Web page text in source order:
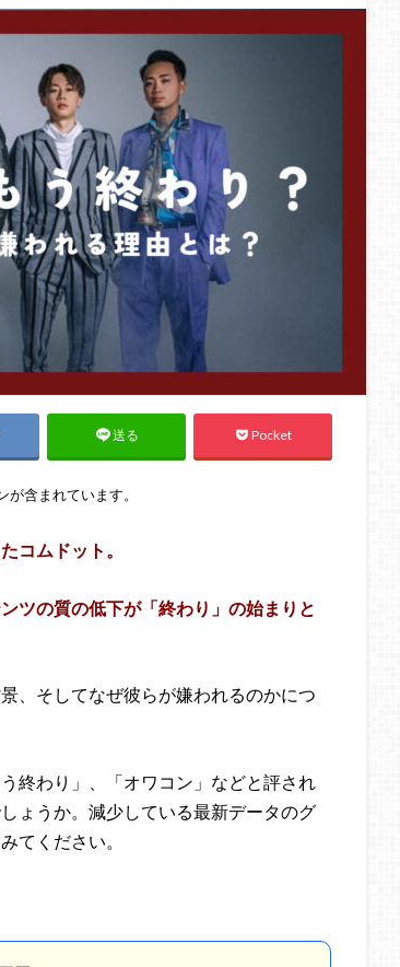
送る Pocket
含まれています。
コムドット。
ツの質の低下が「終わり」の始まりと
、そしてなぜ彼らが嫌われるのかにつ
終わり」、「オワコン」などと評され
ょうか。減少している最新データのグ
てください。